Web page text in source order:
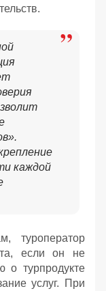
каждой
туроператор
если он не
о турпродукте
услуг. При